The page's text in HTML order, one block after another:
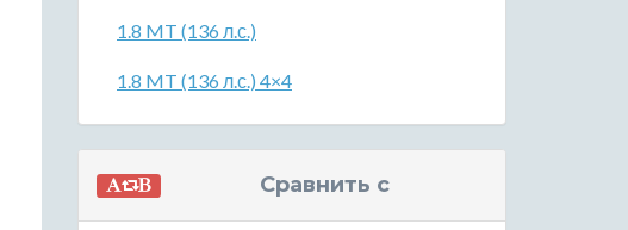
1.8 MT (136 л.с.)
1.8 MT (136 л.с.) 4×4
Сравнить с